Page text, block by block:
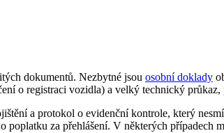
dokumentů. Nezbytné jsou osobní doklady
o registraci vozidla) a velký technický
a protokol o evidenční kontrole, který
za přehlášení. V některých případech